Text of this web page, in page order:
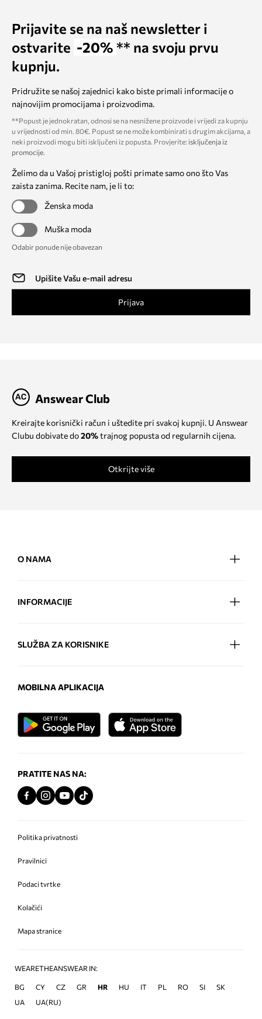
Prijavite se na naš newsletter i
ostvarite -20% ** na svoju prvu
kupnju.
Pridružite se našoj zajednici kako biste primali informacije o
najnovijim promocijama i proizvodima.
**Popust je jednokratan, odnosi se na nesnižene proizvode i vrijedi za kupnju
u vrijednosti od min. 80€. Popust se ne može kombinirati s drugim akcijama, a
neki proizvodi mogu biti isključeni iz popusta. Provjerite: isključenja iz
promocije.
Želimo da u Vašoj pristigloj pošti primate samo ono što Vas
zaista zanima. Recite nam, je li to:
Ženska moda
Muška moda
Odabir ponude nije obavezan
Prijava
Answear Club
Kreirajte korisnički račun i uštedite pri svakoj kupnji. U Answear
Clubu dobivate do20%trajnog popusta od regularnih cijena.
Otkrijte više
O NAMA
INFORMACIJE
SLUŽBA ZA KORISNIKE
MOBILNA APLIKACIJA
PRATITE NAS NA:
Politika privatnosti
Pravilnici
Podaci tvrtke
Kolačići
Mapa stranice
WEARETHEANSWEAR IN:
BG CY CZ GR HR HU IT PL RO SI
SK
UA
UA(RU)